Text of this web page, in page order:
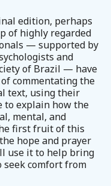
edition, perhaps
of highly regarded
— supported by
and
of Brazil — have
commentating the
text, using their
to explain how the
mental, and
first fruit of this
hope and prayer
use it to help bring
seek comfort from